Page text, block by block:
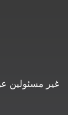
غير مسئولين